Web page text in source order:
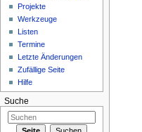
Projekte
Werkzeuge
Listen
Termine
Letzte Änderungen
Zufällige Seite
Hilfe
Suche